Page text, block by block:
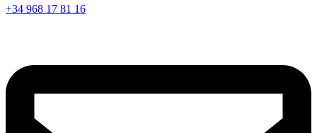
+34 968 17 81 16